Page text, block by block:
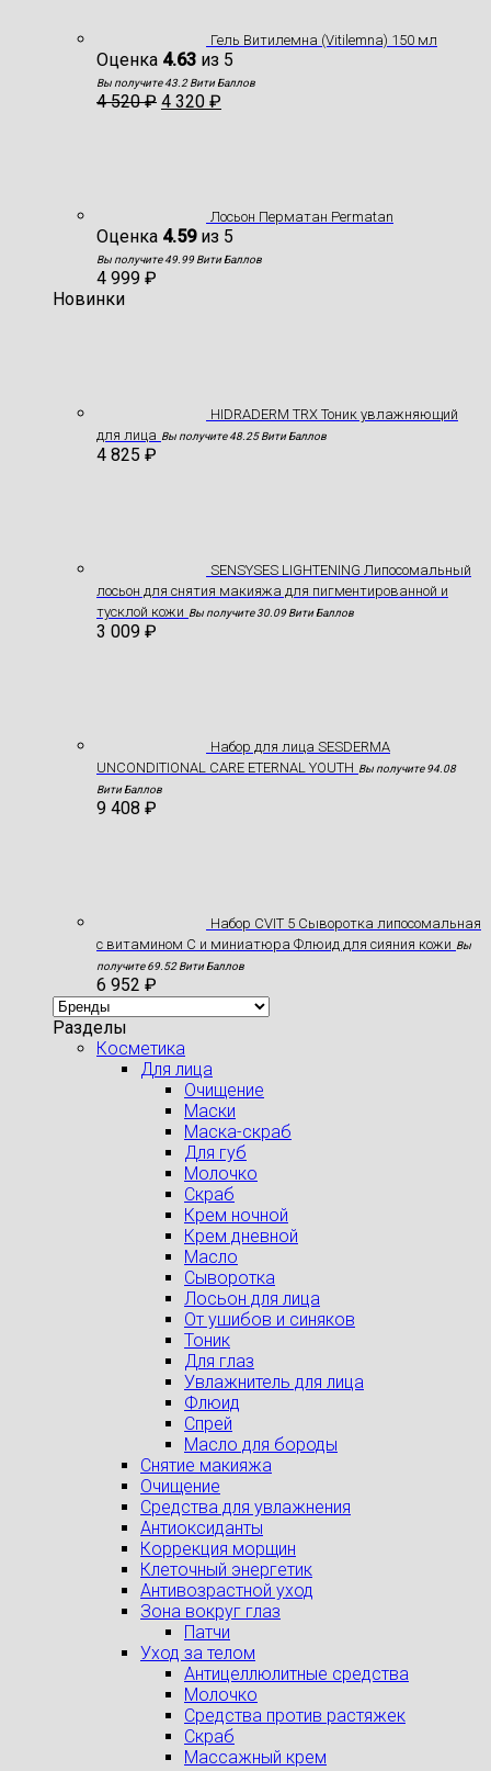
Гель Витилемна (Vitilemna) 150 мл
Оценка 4.63 из 5
Вы получите 43.2 Вити Баллов
4 520₽ 4 320 ₽
Лосьон Перматан Permatan
Оценка 4.59из 5
Вы получите 49.99 Вити Баллов
4 999 ₽
Новинки
HIDRADERM TRX Тоник увлажняющий
для лица Вы получите 48.25 Вити Баллов
4 825 ₽
SENSYSES LIGHTENING Липосомальный
лосьон для снятия макияжа для пигментированной и
тусклой кожи Вы получите 30.09 Вити Баллов
3 009 ₽
Hабор для лица SESDERMA
UNCONDITIONAL CARE ETERNAL YOUTH Вы получите 94.08
Вити Баллов
9 408 ₽
Набор CVIT 5 Сыворотка липосомальная
с витамином С и миниатюра Флюид для сияния кожи Вы
получите 69.52 Вити Баллов
6 952 ₽
Разделы
Косметика
Для лица
Очищение
Маски
Маска-скраб
Для губ
Молочко
Скраб
Крем ночной
Крем дневной
Масло
Сыворотка
Лосьон для лица
От ушибов и синяков
Тоник
Для глаз
Увлажнитель для лица
Флюид
Спрей
Масло для бороды
Снятие макияжа
Очищение
Средства для увлажнения
Антиоксиданты
Коррекция морщин
Клеточный энергетик
Антивозрастной уход
Зона вокруг глаз
Патчи
Уход за телом
Антицеллюлитные средства
Молочко
Средства против растяжек
Скраб
Массажный крем